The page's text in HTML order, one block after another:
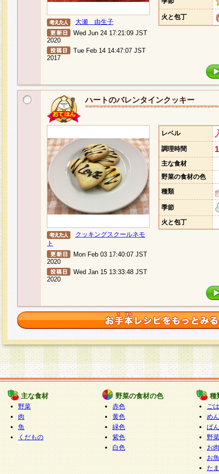
大瀬 由生子
Wed Jun 24 17:21:09 JST
2020
Tue Feb 14 14:47:07 JST
2017
火と包丁
ハートのバレンタインクッキー
クッキングスクールネモ
ト
Mon Feb 03 17:40:07 JST
2020
Wed Jan 15 13:33:48 JST
2020
レベル
調理時間
主な食材
野菜の食材の色
種類
季節
火と包丁
主な食材
野菜
肉
魚
くだもの
野菜の食材の色
赤色
黄色
緑色
紫色
白色
種
ご
めん
ぱん
野
お
お
た